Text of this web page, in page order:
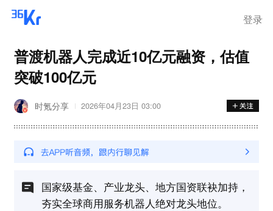
登录
普渡机器人完成近10亿元融资，估值
突破100亿元
时氪分享 2026年04月23日 03:00
国家级基金、产业龙头、地方国资联袂加持，
夯实全球商用服务机器人绝对龙头地位。